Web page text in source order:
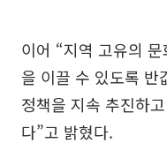
이어 “지역 고유의
을 이끌 수 있도록 반
정책을 지속 추진하
다”고 밝혔다.